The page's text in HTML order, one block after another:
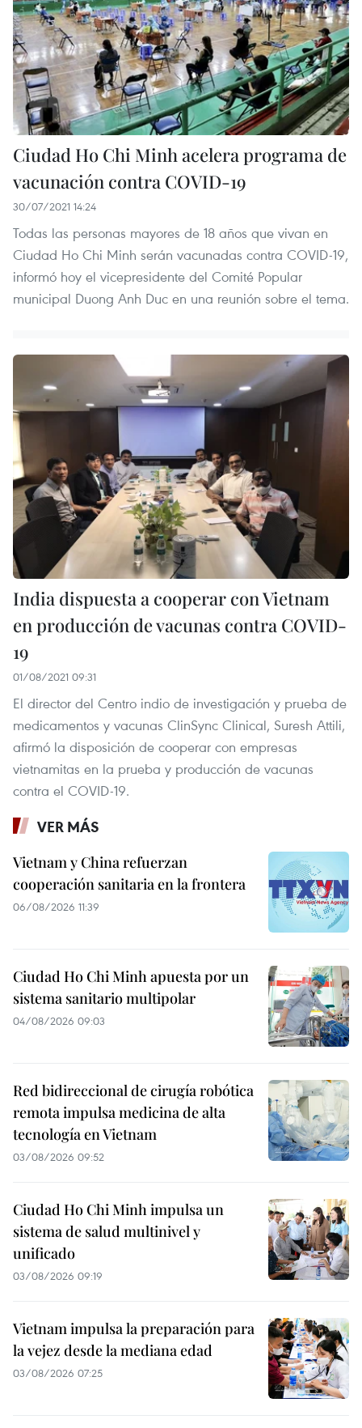
Ciudad Ho Chi Minh acelera programa de
vacunación contra COVID-19
30/07/2021 14:24
Todas las personas mayores de 18 años que vivan en
Ciudad Ho Chi Minh serán vacunadas contra COVID-19,
informó hoy el vicepresidente del Comité Popular
municipal Duong Anh Duc en una reunión sobre el tema.
India dispuesta a cooperar con Vietnam
en producción de vacunas contra COVID-
19
01/08/2021 09:31
El director del Centro indio de investigación y prueba de
medicamentos y vacunas ClinSync Clinical, Suresh Attili,
afirmó la disposición de cooperar con empresas
vietnamitas en la prueba y producción de vacunas
contra el COVID-19.
VER MÁS
Vietnam y China refuerzan
cooperación sanitaria en la frontera
06/08/2026 11:39
Ciudad Ho Chi Minh apuesta por un
sistema sanitario multipolar
04/08/2026 09:03
Red bidireccional de cirugía robótica
remota impulsa medicina de alta
tecnología en Vietnam
03/08/2026 09:52
Ciudad Ho Chi Minh impulsa un
sistema de salud multinivel y
unificado
03/08/2026 09:19
Vietnam impulsa la preparación para
la vejez desde la mediana edad
03/08/2026 07:25